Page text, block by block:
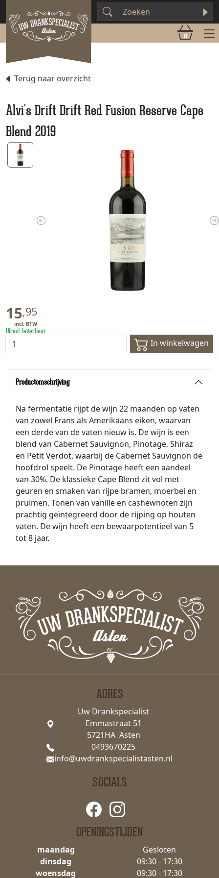
0
Terug naar overzicht
Alvi's Drift Drift Red Fusion Reserve Cape
Blend 2019
Previous
15,95
Direct leverbaar
In winkelwagen
Productomschrijving
Na fermentatie rijpt de wijn 22 maanden op vaten
van zowel Frans als Amerikaans eiken, waarvan
een derde van de vaten nieuw is. De wijn is een
blend van Cabernet Sauvignon, Pinotage, Shiraz
en Petit Verdot, waarbij de Cabernet Sauvignon de
hoofdrol speelt. De Pinotage heeft een aandeel
van 30%. De klassieke Cape Blend zit vol met
geuren en smaken van rijpe bramen, moerbei en
pruimen. Tonen van vanille en cashewnoten zijn
prachtig geïntegreerd door de rijping op houten
vaten. De wijn heeft een bewaarpotentieel van 5
tot 8 jaar.
ADRES
Uw Drankspecialist
Emmastraat 51
5721HA Asten
0493670225
info@uwdrankspecialistasten.nl
OPENINGSTIJDEN
maandag
Gesloten
dinsdag
09:30 - 17:30
woensdag
09:30 - 17:30
SOCIALS